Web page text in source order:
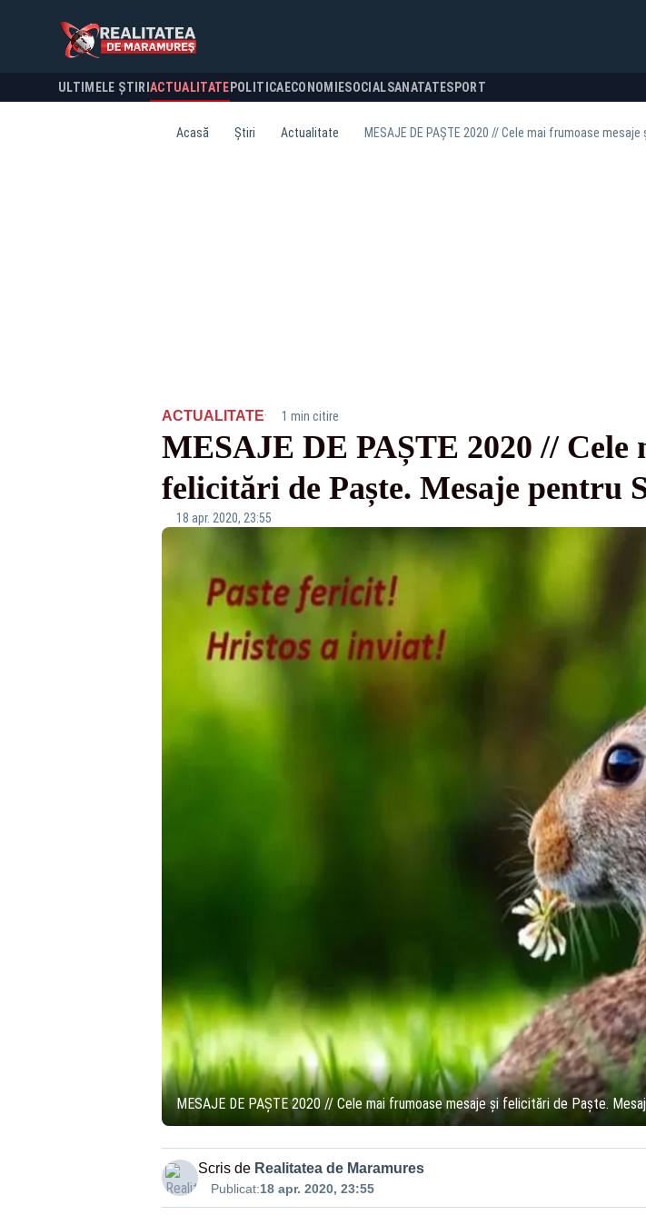
ULTIMELE ȘTIRI ACTUALITATE POLITICA ECONOMIESOCIALSANATATESPORT
Acasă Știri Actualitate MESAJE DE PAȘTE 2020 // Cele mai frumoase
ACTUALITATE· 1 min citire
MESAJE DE PAȘTE 2020 // Cele
felicitări de Paște. Mesaje pentru
18 apr. 2020, 23:55
MESAJE DE PAȘTE 2020 // Cele mai frumoase mesaje și felicitări de Paște.
Scris de Realitatea de Maramures
Publicat:18 apr. 2020, 23:55